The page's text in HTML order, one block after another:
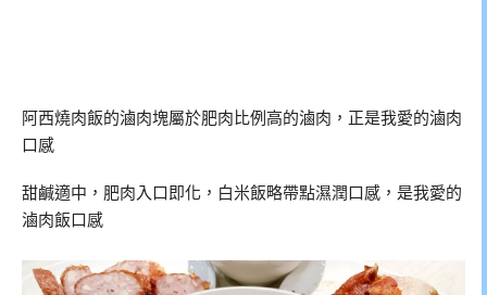
阿西燒肉飯的滷肉塊屬於肥肉比例高的滷肉，正是我愛的滷肉
口感
甜鹹適中，肥肉入口即化，白米飯略帶點濕潤口感，是我愛的
滷肉飯口感